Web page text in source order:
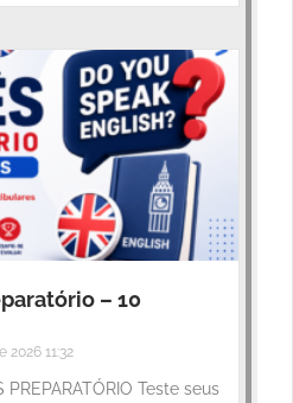
– 10
2026 11:32
PREPARATÓRIO Teste seus